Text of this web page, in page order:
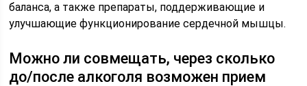
баланса, а также препараты, поддерживающие и
улучшающие функционирование сердечной мышцы.
Можно ли совмещать, через сколько
до/после алкоголя возможен прием